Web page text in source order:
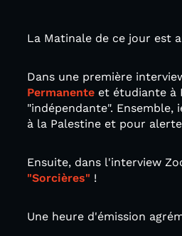
La Matinale de ce jour est
Dans une première
Permanente et étudiante à
"indépendante".
à la Palestine et pour
Ensuite, dans l'interview
"Sorcières" !
Une heure d'émission